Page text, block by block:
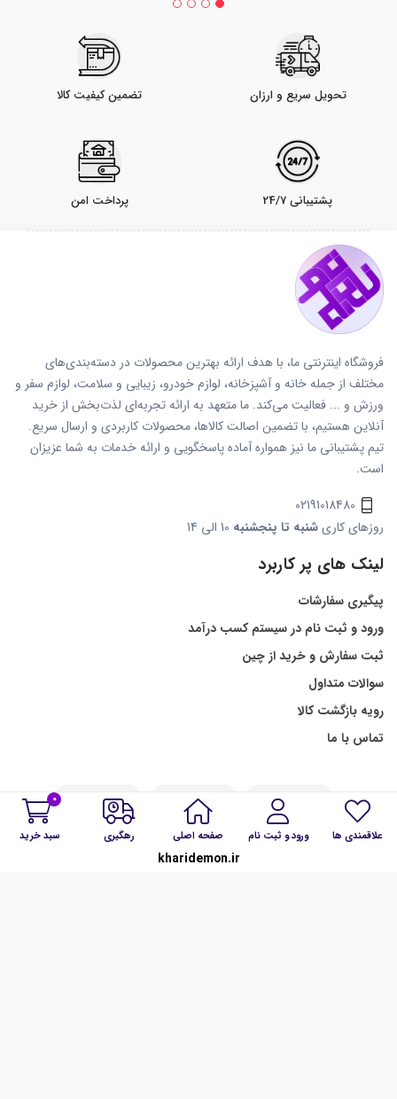
0
سبد خرید رهگیری صفحه اصلی ورود و ثبت نام علاقمندی ها
kharidemon.ir
تحویل سریع و ارزان تضمین کیفیت کالا
پشتیبانی 24/7 پرداخت امن
فروشگاه اینترنتی ما، با هدف ارائه بهترین محصولات در دسته‌بندی‌های
مختلف از جمله خانه و آشپزخانه، لوازم خودرو، زیبایی و سلامت، لوازم سفر و
ورزش و ... فعالیت می‌کند. ما متعهد به ارائه تجربه‌ای لذت‌بخش از خرید
آنلاین هستیم، با تضمین اصالت کالاها، محصولات کاربردی و ارسال سریع.
تیم پشتیبانی ما نیز همواره آماده پاسخگویی و ارائه خدمات به شما عزیزان
است.
02191018480
روزهای کاریشنبه تا پنجشنبه
لینک های پر کاربرد
پیگیری سفارشات
ورود و ثبت نام در سیستم کسب درآمد
ثبت سفارش و خرید از چین
سوالات متداول
رویه بازگشت کالا
تماس با ما